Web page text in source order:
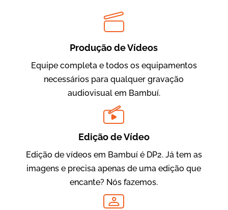
BRF Parceiros
Vídeos de Integração e Segurança
Vídeo Institucional
Produção de Vídeos
Equipe completa e todos os equipamentos
necessários para qualquer gravação
audiovisual em Bambuí.
Edição de Vídeo
Edição de vídeos em Bambuí é DP2. Já tem as
imagens e precisa apenas de uma edição que
encante? Nós fazemos.